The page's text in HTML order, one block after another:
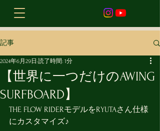
記事
【世界に一つだけのAWING
SURFBOARD】
2024年6月29日 読了時間: 1分
THE FLOW RIDERモデルをRYUTAさん仕様
にカスタマイズ♪